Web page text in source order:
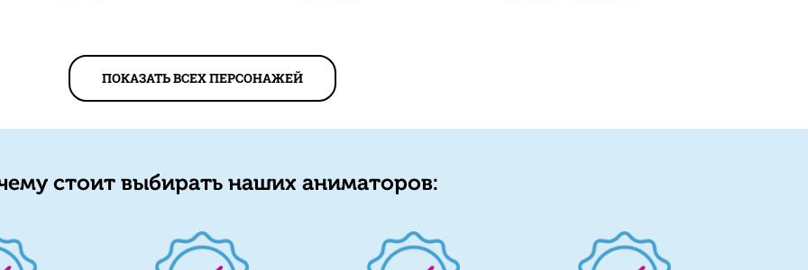
ПОКАЗАТЬ ВСЕХ ПЕРСОНАЖЕЙ
стоит выбирать наших аниматоров: